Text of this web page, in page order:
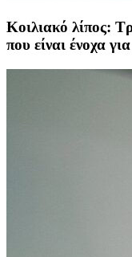
Κοιλιακό λίπος:
που είναι ένοχα